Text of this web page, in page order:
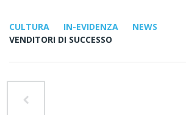
CULTURA IN-EVIDENZA
NEWS
VENDITORI DI SUCCESSO